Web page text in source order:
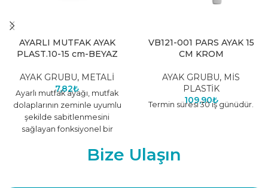
AYARLI MUTFAK AYAK
PLAST.10-15 cm-BEYAZ
AYAK GRUBU, METALİ
7,82₺
Ayarlı mutfak ayağı, mutfak
dolaplarının zeminle uyumlu
şekilde sabitlenmesini
sağlayan fonksiyonel bir
Yükseklik ayarı yapılabilen
VB121-001 PARS AYAK 15
CM KROM
AYAK GRUBU, MİS
PLASTİK
109,90₺
Termin süresi 30 iş günüdür.
Bize Ulaşın